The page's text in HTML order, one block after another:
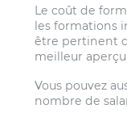
Le coût de
les formations
être pertinent
meilleur
Vous pouvez
nombre de